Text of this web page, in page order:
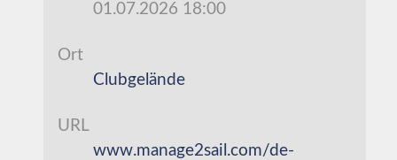
01.07.2026 18:00
Ort
Clubgelände
URL
www.manage2sail.com/de-